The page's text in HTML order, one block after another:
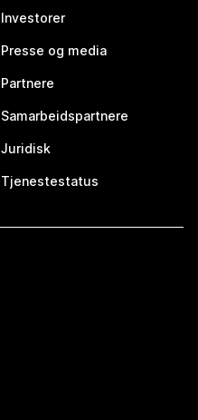
Investorer
Presse og media
Partnere
Samarbeidspartnere
Juridisk
Tjenestestatus